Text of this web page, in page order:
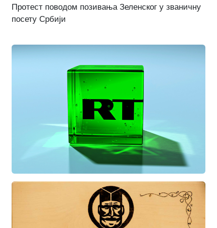
Протест поводом позивања Зеленског у званичну
посету Србији